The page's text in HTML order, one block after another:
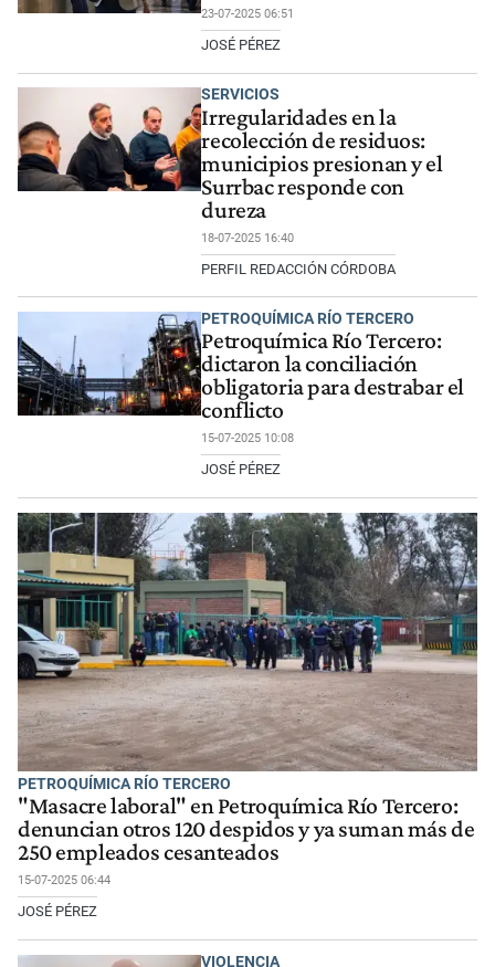
23-07-2025 06:51
JOSÉ PÉREZ
SERVICIOS
Irregularidades en la
recolección de residuos:
municipios presionan y el
Surrbac responde con
dureza
18-07-2025 16:40
PERFIL REDACCIÓN CÓRDOBA
PETROQUÍMICA RÍO TERCERO
Petroquímica Río Tercero:
dictaron la conciliación
obligatoria para destrabar el
conflicto
15-07-2025 10:08
JOSÉ PÉREZ
PETROQUÍMICA RÍO TERCERO
"Masacre laboral" en Petroquímica Río Tercero:
denuncian otros 120 despidos y ya suman más de
250 empleados cesanteados
15-07-2025 06:44
JOSÉ PÉREZ
VIOLENCIA